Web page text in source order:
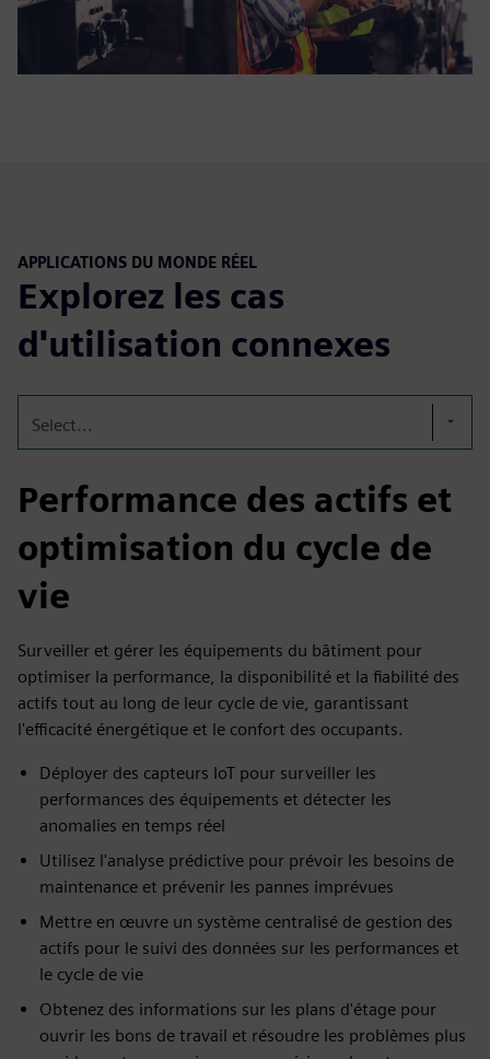
APPLICATIONS DU MONDE RÉEL
Explorez les cas
d'utilisation connexes
Select...
Performance des actifs et
optimisation du cycle de
vie
Surveiller et gérer les équipements du bâtiment pour
optimiser la performance, la disponibilité et la fiabilité des
actifs tout au long de leur cycle de vie, garantissant
l'efficacité énergétique et le confort des occupants.
Déployer des capteurs IoT pour surveiller les
performances des équipements et détecter les
anomalies en temps réel
Utilisez l'analyse prédictive pour prévoir les besoins de
maintenance et prévenir les pannes imprévues
Mettre en œuvre un système centralisé de gestion des
actifs pour le suivi des données sur les performances et
le cycle de vie
Obtenez des informations sur les plans d'étage pour
ouvrir les bons de travail et résoudre les problèmes plus